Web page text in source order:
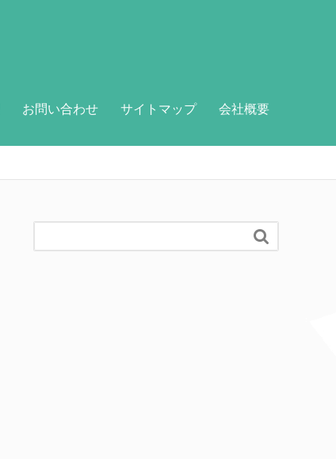
お問い合わせ サイトマップ 会社概要
